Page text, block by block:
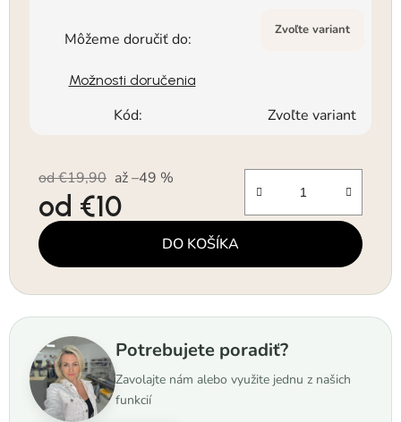
Môžeme doručiť do: Zvoľte variant
Možnosti doručenia
Kód: Zvoľte variant
od €19,90 až –49 %
od €10
Jednotková cena: DO KOŠÍKA
Potrebujete poradiť?
Zavolajte nám alebo využite jednu z našich
funkcií